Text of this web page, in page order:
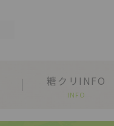
糖クリINFO
INFO